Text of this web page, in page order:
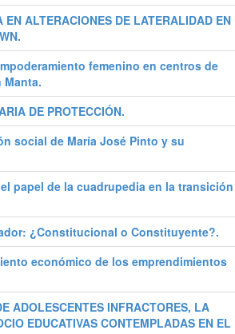
ALTERACIONES DE LATERALIDAD EN
femenino en centros de
DE PROTECCIÓN.
social de María José Pinto y su
papel de la cuadrupedia en la transición
¿Constitucional o Constituyente?.
económico de los emprendimientos
ADOLESCENTES INFRACTORES, LA
EDUCATIVAS CONTEMPLADAS EN EL